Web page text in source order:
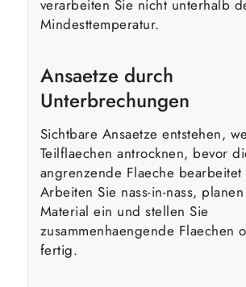
verarbeiten Sie nicht unterhalb
Mindesttemperatur.
Ansaetze durch
Unterbrechungen
Sichtbare Ansaetze entstehen,
Teilflaechen antrocknen, bevor
angrenzende Flaeche
Arbeiten Sie nass-in-nass,
Material ein und stellen Sie
zusammenhaengende Flaechen
fertig.